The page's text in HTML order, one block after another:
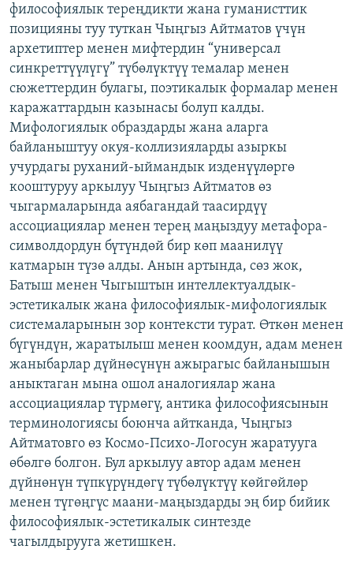
философиялык тереңдикти жана гуманисттик
позицияны туу туткан Чыңгыз Айтматов үчүн
архетиптер менен мифтердин “универсал
синкреттүүлүгү” түбөлүктүү темалар менен
сюжеттердин булагы, поэтикалык формалар менен
каражаттардын казынасы болуп калды.
Мифологиялык образдарды жана аларга
байланыштуу окуя-коллизияларды азыркы
учурдагы руханий-ыймандык изденүүлөргө
кооштуруу аркылуу Чыңгыз Айтматов өз
чыгармаларында аябагандай таасирдүү
ассоциациялар менен терең маңыздуу метафора-
символдордун бүтүндөй бир көп маанилүү
катмарын түзө алды. Анын артында, сөз жок,
Батыш менен Чыгыштын интеллектуалдык-
эстетикалык жана философиялык-мифологиялык
системаларынын зор контексти турат. Өткөн менен
бүгүндүн, жаратылыш менен коомдун, адам менен
жаныбарлар дүйнөсүнүн ажырагыс байланышын
аныктаган мына ошол аналогиялар жана
ассоциациялар түрмөгү, антика философиясынын
терминологиясы боюнча айтканда, Чыңгыз
Айтматовго өз Космо-Психо-Логосун жаратууга
өбөлгө болгон. Бул аркылуу автор адам менен
дүйнөнүн түпкүрүндөгү түбөлүктүү көйгөйлөр
менен түгөңгүс маани-маңыздарды эң бир бийик
философиялык-эстетикалык синтезде
чагылдырууга жетишкен.